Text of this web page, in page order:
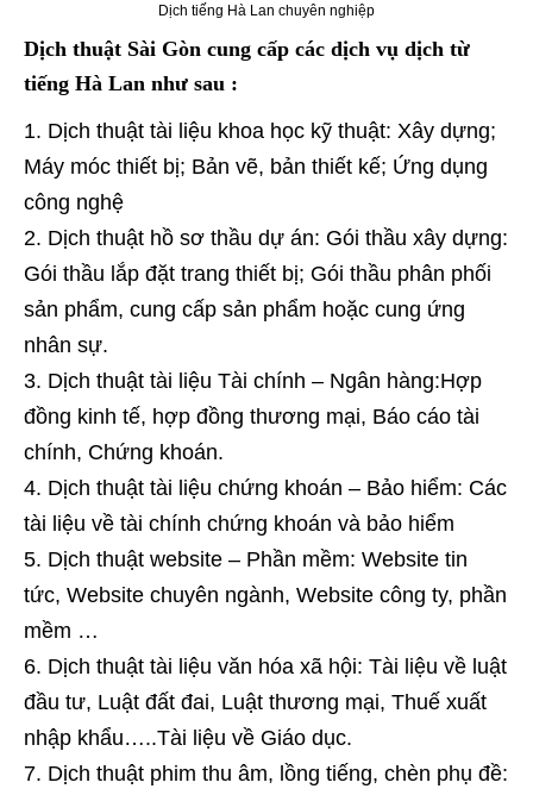
Dịch tiếng Hà Lan chuyên nghiệp
Dịch thuật Sài Gòn cung cấp các dịch vụ dịch từ
tiếng Hà Lan như sau :
Dịch thuật tài liệu khoa học kỹ thuật: Xây dựng;
Máy móc thiết bị; Bản vẽ, bản thiết kế; Ứng dụng
công nghệ
Dịch thuật hồ sơ thầu dự án: Gói thầu xây dựng:
Gói thầu lắp đặt trang thiết bị; Gói thầu phân phối
sản phẩm, cung cấp sản phẩm hoặc cung ứng
nhân sự.
Dịch thuật tài liệu Tài chính – Ngân hàng:Hợp
đồng kinh tế, hợp đồng thương mại, Báo cáo tài
chính, Chứng khoán.
Dịch thuật tài liệu chứng khoán – Bảo hiểm: Các
tài liệu về tài chính chứng khoán và bảo hiểm
Dịch thuật website – Phần mềm: Website tin
tức, Website chuyên ngành, Website công ty, phần
mềm …
Dịch thuật tài liệu văn hóa xã hội: Tài liệu về luật
đầu tư, Luật đất đai, Luật thương mại, Thuế xuất
nhập khẩu…..Tài liệu về Giáo dục.
Dịch thuật phim thu âm, lồng tiếng, chèn phụ đề: